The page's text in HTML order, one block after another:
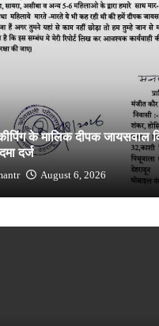
के मालिक दीपक जायसवाल
दर्ज
August 6, 2026